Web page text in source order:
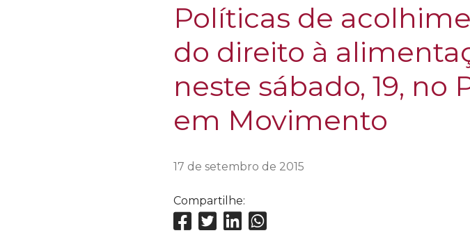
Políticas de
do direito à
neste sábado, 19,
em Movimento
17 de setembro de 2015
Compartilhe: